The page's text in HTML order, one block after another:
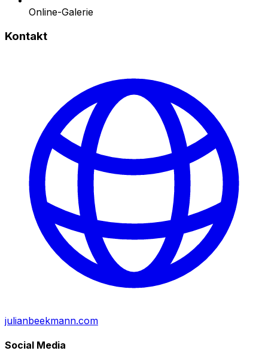
Online-Galerie
Kontakt
julianbeekmann.com
Social Media